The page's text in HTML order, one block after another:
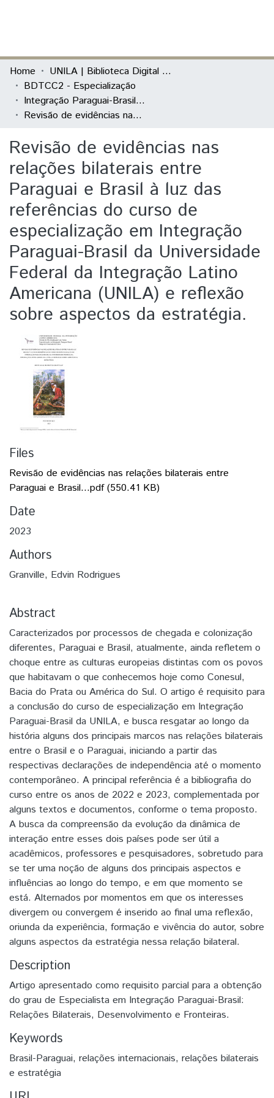
Communities & Collections
All of DSpace
Statistics
Home
UNILA | Biblioteca Digital de Trabalhos de Conclusão de Curso
BDTCC2 - Especialização
Integração Paraguai-Brasil: Relações Bilaterais, Desenvolvimento e Fronteiras
Revisão de evidências nas relações bilaterais entre Paraguai e Brasil à luz das referências do curso de especialização em Integração Paraguai-Brasil da Universidade Federal da Integração Latino Americana (UNILA) e reflexão sobre aspectos da estratégia.
Revisão de evidências nas
relações bilaterais entre
Paraguai e Brasil à luz das
referências do curso de
especialização em Integração
Paraguai-Brasil da Universidade
Federal da Integração Latino
Americana (UNILA) e reflexão
sobre aspectos da estratégia.
Files
Revisão de evidências nas relações bilaterais entre
Paraguai e Brasil...pdf(550.41 KB)
Date
2023
Authors
Granville, Edvin Rodrigues
Abstract
Caracterizados por processos de chegada e colonização
diferentes, Paraguai e Brasil, atualmente, ainda refletem o
choque entre as culturas europeias distintas com os povos
que habitavam o que conhecemos hoje como Conesul,
Bacia do Prata ou América do Sul. O artigo é requisito para
a conclusão do curso de especialização em Integração
Paraguai-Brasil da UNILA, e busca resgatar ao longo da
história alguns dos principais marcos nas relações bilaterais
entre o Brasil e o Paraguai, iniciando a partir das
respectivas declarações de independência até o momento
contemporâneo. A principal referência é a bibliografia do
curso entre os anos de 2022 e 2023, complementada por
alguns textos e documentos, conforme o tema proposto.
A busca da compreensão da evolução da dinâmica de
interação entre esses dois países pode ser útil a
acadêmicos, professores e pesquisadores, sobretudo para
se ter uma noção de alguns dos principais aspectos e
influências ao longo do tempo, e em que momento se
está. Alternados por momentos em que os interesses
divergem ou convergem é inserido ao final uma reflexão,
oriunda da experiência, formação e vivência do autor, sobre
alguns aspectos da estratégia nessa relação bilateral.
Description
Artigo apresentado como requisito parcial para a obtenção
do grau de Especialista em Integração Paraguai-Brasil:
Relações Bilaterais, Desenvolvimento e Fronteiras.
Keywords
Brasil-Paraguai, relações internacionais, relações bilaterais
e estratégia